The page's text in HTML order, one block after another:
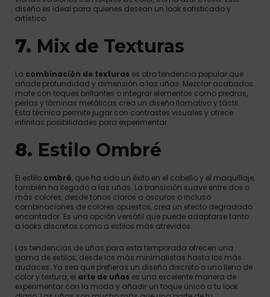
diseño es ideal para quienes desean un look sofisticado y
artístico.
7. Mix de Texturas
La combinación de texturas es otra tendencia popular que
añade profundidad y dimensión a las uñas. Mezclar acabados
mate con toques brillantes o integrar elementos como piedras,
perlas y láminas metálicas crea un diseño llamativo y táctil.
Esta técnica permite jugar con contrastes visuales y ofrece
infinitas posibilidades para experimentar.
8. Estilo Ombré
El estilo ombré, que ha sido un éxito en el cabello y el maquillaje,
también ha llegado a las uñas. La transición suave entre dos o
más colores, desde tonos claros a oscuros o incluso
combinaciones de colores opuestos, crea un efecto degradado
encantador. Es una opción versátil que puede adaptarse tanto
a looks discretos como a estilos más atrevidos.
Las tendencias de uñas para esta temporada ofrecen una
gama de estilos, desde los más minimalistas hasta los más
audaces. Ya sea que prefieras un diseño discreto o uno lleno de
color y textura, el arte de uñas es una excelente manera de
experimentar con la moda y añadir un toque único a tu look